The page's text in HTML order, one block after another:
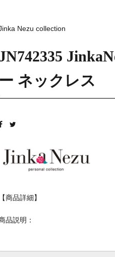
Nezu collection
ー ネックレス
【商品詳細】
品説明：